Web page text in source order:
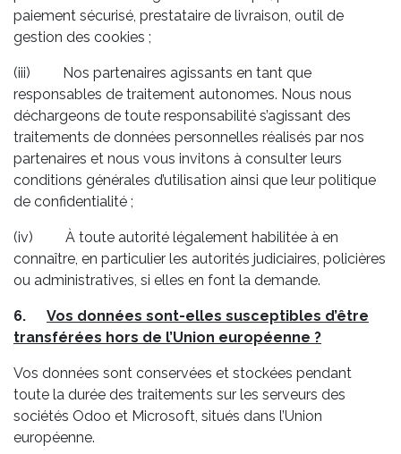
paiement sécurisé, prestataire de livraison, outil de
gestion des cookies ;
(iii) Nos partenaires agissants en tant que
responsables de traitement autonomes. Nous nous
déchargeons de toute responsabilité s’agissant des
traitements de données personnelles réalisés par nos
partenaires et nous vous invitons à consulter leurs
conditions générales d’utilisation ainsi que leur politique
de confidentialité ;
(iv) À toute autorité légalement habilitée à en
connaître, en particulier les autorités judiciaires, policières
ou administratives, si elles en font la demande.
6. Vos données sont-elles susceptibles d’être
transférées hors de l’Union européenne ?
Vos données sont conservées et stockées pendant
toute la durée des traitements sur les serveurs des
sociétés Odoo et Microsoft, situés dans l’Union
européenne.